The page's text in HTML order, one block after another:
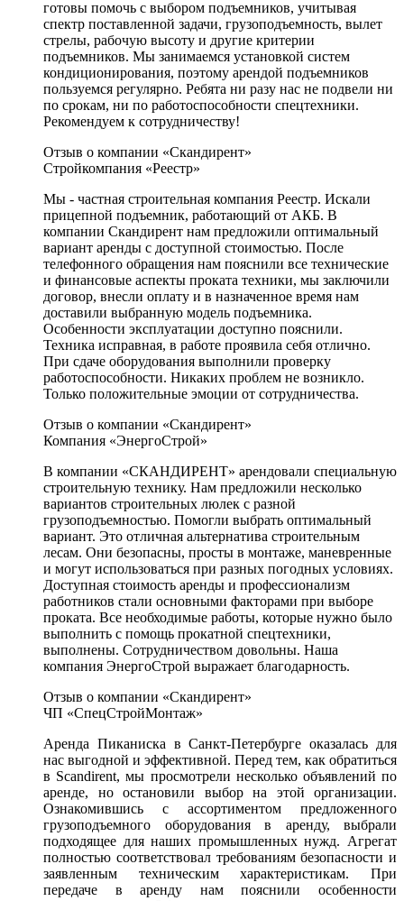
готовы помочь с выбором подъемников, учитывая
спектр поставленной задачи, грузоподъемность, вылет
стрелы, рабочую высоту и другие критерии
подъемников. Мы занимаемся установкой систем
кондиционирования, поэтому арендой подъемников
пользуемся регулярно. Ребята ни разу нас не подвели ни
по срокам, ни по работоспособности спецтехники.
Рекомендуем к сотрудничеству!
Отзыв о компании «Скандирент»
Стройкомпания «Реестр»
Мы - частная строительная компания Реестр. Искали
прицепной подъемник, работающий от АКБ. В
компании Скандирент нам предложили оптимальный
вариант аренды с доступной стоимостью. После
телефонного обращения нам пояснили все технические
и финансовые аспекты проката техники, мы заключили
договор, внесли оплату и в назначенное время нам
доставили выбранную модель подъемника.
Особенности эксплуатации доступно пояснили.
Техника исправная, в работе проявила себя отлично.
При сдаче оборудования выполнили проверку
работоспособности. Никаких проблем не возникло.
Только положительные эмоции от сотрудничества.
Отзыв о компании «Скандирент»
Компания «ЭнергоСтрой»
В компании «СКАНДИРЕНТ» арендовали специальную
строительную технику. Нам предложили несколько
вариантов строительных люлек с разной
грузоподъемностью. Помогли выбрать оптимальный
вариант. Это отличная альтернатива строительным
лесам. Они безопасны, просты в монтаже, маневренные
и могут использоваться при разных погодных условиях.
Доступная стоимость аренды и профессионализм
работников стали основными факторами при выборе
проката. Все необходимые работы, которые нужно было
выполнить с помощь прокатной спецтехники,
выполнены. Сотрудничеством довольны. Наша
компания ЭнергоСтрой выражает благодарность.
Отзыв о компании «Скандирент»
ЧП «СпецСтройМонтаж»
Аренда Пиканиска в Санкт-Петербурге оказалась для
нас выгодной и эффективной. Перед тем, как обратиться
в Scandirent, мы просмотрели несколько объявлений по
аренде, но остановили выбор на этой организации.
Ознакомившись с ассортиментом предложенного
грузоподъемного оборудования в аренду, выбрали
подходящее для наших промышленных нужд. Агрегат
полностью соответствовал требованиям безопасности и
заявленным техническим характеристикам. При
передаче в аренду нам пояснили особенности